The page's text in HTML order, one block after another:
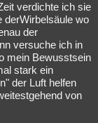
verdichte ich sie
derWirbelsäule wo
der
versuche ich in
mein Bewusstsein
stark ein
der Luft helfen
von